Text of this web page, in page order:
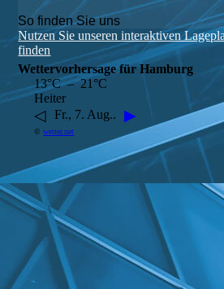
So finden Sie uns
Nutzen Sie unseren interaktiven
finden
Wettervorhersage für Hamburg
13°C – 21°C
Heiter
◁ Fr., 7. Aug.. ▶
©wetter.net